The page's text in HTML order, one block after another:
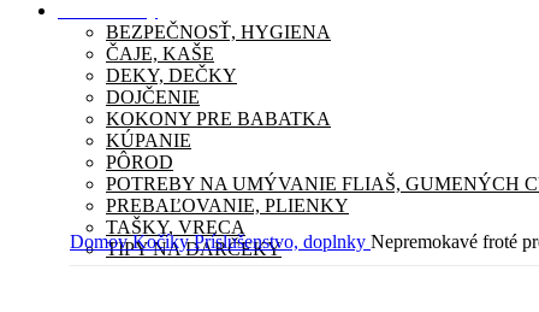
BEZPEČNOSŤ, HYGIENA
ČAJE, KAŠE
DEKY, DEČKY
DOJČENIE
KOKONY PRE BABATKA
KÚPANIE
PÔROD
POTREBY NA UMÝVANIE FLIAŠ, GUMENÝCH
PREBAĽOVANIE, PLIENKY
TAŠKY, VRECA
TIPY NA DARČEKY
DomovKočíkyPríslušenstvo, doplnky Nepremokavé froté